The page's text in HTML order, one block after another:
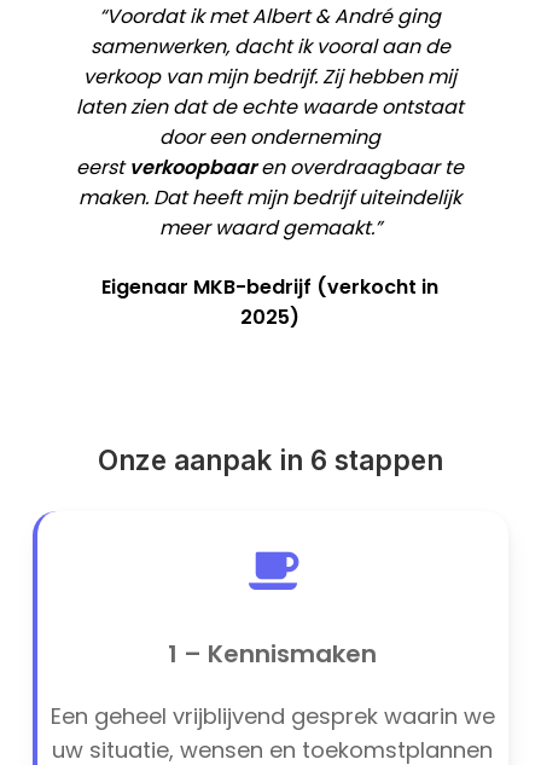
“Voordat ik met Albert & André ging
samenwerken, dacht ik vooral aan de
verkoop van mijn bedrijf. Zij hebben mij
laten zien dat de echte waarde ontstaat
door een onderneming
eerstverkoopbaaren overdraagbaar te
maken. Dat heeft mijn bedrijf uiteindelijk
meer waard gemaakt.”
Eigenaar MKB-bedrijf (verkocht in
2025)
Onze aanpak in 6 stappen
1 – Kennismaken
Een geheel vrijblijvend gesprek waarin we
uw situatie, wensen en toekomstplannen